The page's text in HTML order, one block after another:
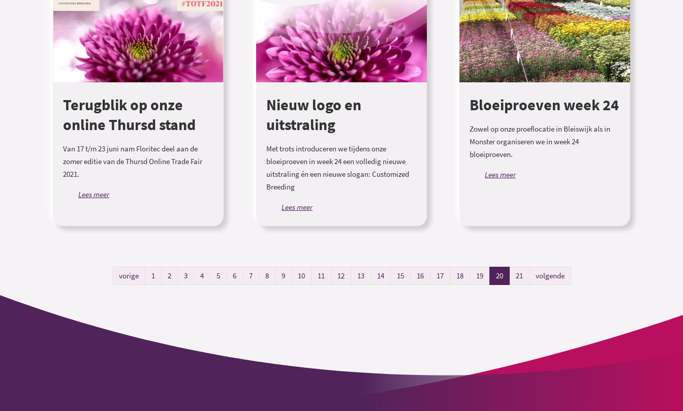
Terugblik op onze
online Thursd stand
Van 17 t/m 23 juni nam Floritec deel aan de
zomer editie van de Thursd Online Trade Fair
2021.
Lees meer
Nieuw logo en
uitstraling
Met trots introduceren we tijdens onze
bloeiproeven in week 24 een volledig nieuwe
uitstraling én een nieuwe slogan: Customized
Breeding
Lees meer
Bloeiproeven week 24
Zowel op onze proeflocatie in Bleiswijk als in
Monster organiseren we in week 24
bloeiproeven.
Lees meer
vorige 1 2 3 4 5 6 7 8 9 10 11 12 13 14 15 16 17 18 19 20 21 volgende